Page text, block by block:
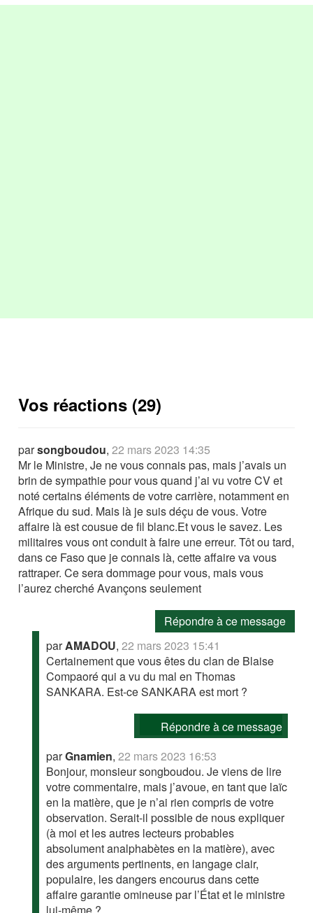
Vos réactions (29)
parsongboudou,22 mars 2023 14:35
Mr le Ministre, Je ne vous connais pas, mais j’avais un
brin de sympathie pour vous quand j’ai vu votre CV et
noté certains éléments de votre carrière, notamment en
Afrique du sud. Mais là je suis déçu de vous. Votre
affaire là est cousue de fil blanc.Et vous le savez. Les
militaires vous ont conduit à faire une erreur. Tôt ou tard,
dans ce Faso que je connais là, cette affaire va vous
rattraper. Ce sera dommage pour vous, mais vous
l’aurez cherché Avançons seulement
Répondre à ce message
parAMADOU,22 mars 2023 15:41
Certainement que vous êtes du clan de Blaise
Compaoré qui a vu du mal en Thomas
SANKARA. Est-ce SANKARA est mort ?
Répondre à ce message
parGnamien,22 mars 2023 16:53
Bonjour, monsieur songboudou. Je viens de lire
votre commentaire, mais j’avoue, en tant que laïc
en la matière, que je n’ai rien compris de votre
observation. Serait-il possible de nous expliquer
(à moi et les autres lecteurs probables
absolument analphabètes en la matière), avec
des arguments pertinents, en langage clair,
populaire, les dangers encourus dans cette
affaire garantie omineuse par l’État et le ministre